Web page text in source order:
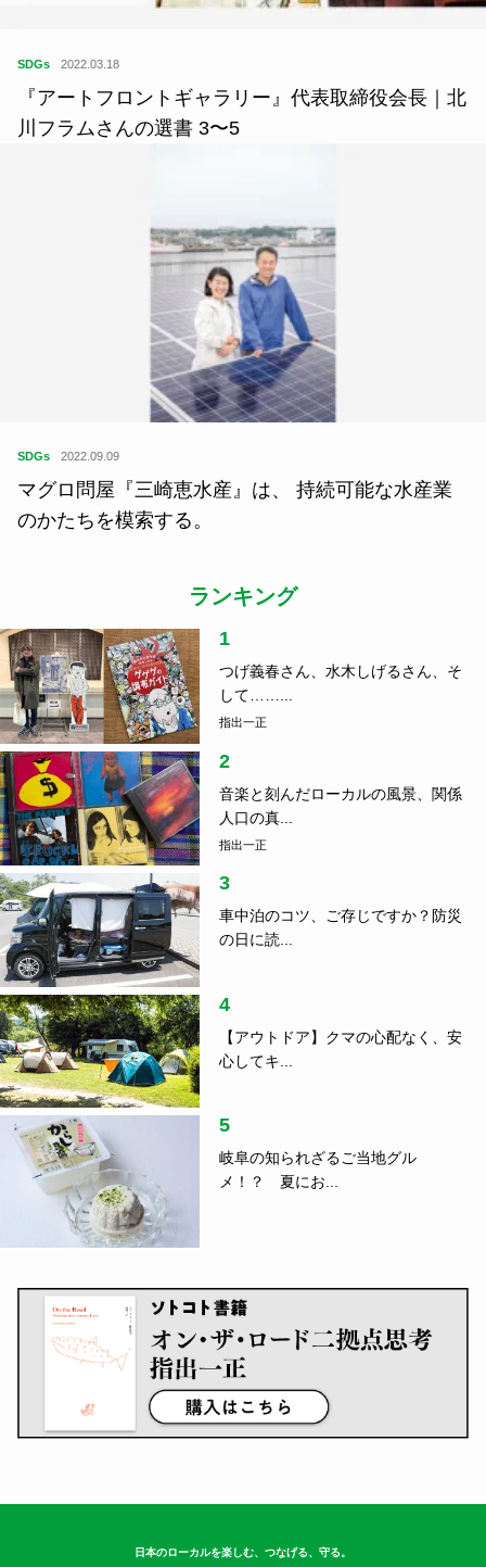
SDGs 2022.03.18
『アートフロントギャラリー』代表取締役会長｜北
川フラムさんの選書 3〜5
SDGs 2022.09.09
マグロ問屋『三崎恵水産』は、 持続可能な水産業
のかたちを模索する。
ランキング
1
つげ義春さん、水木しげるさん、そ
して……...
指出一正
2
音楽と刻んだローカルの風景、関係
人口の真...
指出一正
3
車中泊のコツ、ご存じですか？防災
の日に読...
4
【アウトドア】クマの心配なく、安
心してキ...
5
岐阜の知られざるご当地グル
メ！？ 夏にお...
日本のローカルを楽しむ、つなげる、守る。